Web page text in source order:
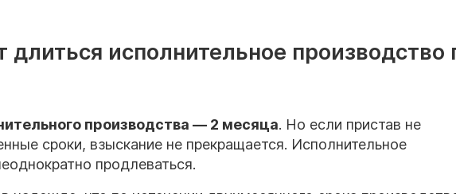
исполнительное производство
производства — 2 месяца. Но если пристав не
сроки, взыскание не прекращается. Исполнительное
продлеваться.